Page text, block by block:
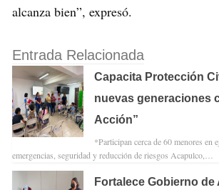
alcanza bien”, expresó.
Entrada Relacionada
Capacita Protección
nuevas generaciones
Acción”
*Participan cerca de 60 menores en
emergencias, seguridad y reducción de riesgos Acapulco,…
Fortalece Gobierno